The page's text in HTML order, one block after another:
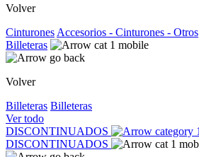
Volver
Cinturones Accesorios - Cinturones - Otros
Billeteras
Volver
Billeteras Billeteras
Ver todo
DISCONTINUADOS
DISCONTINUADOS